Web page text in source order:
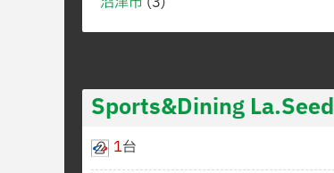
Sports&Dining La.Seed
1台